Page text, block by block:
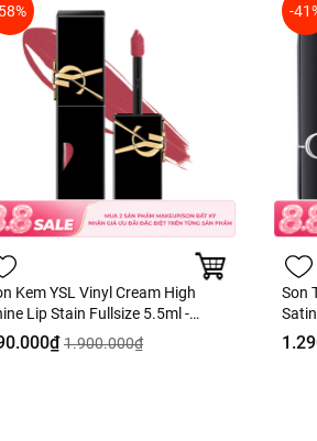
Kem YSL Vinyl Cream High
Lip Stain Fullsize 5.5ml -
Hàng Duty
1.900.000₫
-
Son